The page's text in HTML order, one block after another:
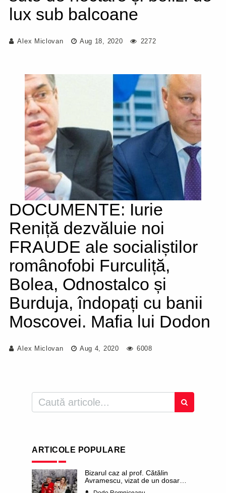
lux sub balcoane
Alex Miclovan Aug 18, 2020 2272
DOCUMENTE: Iurie
Reniță dezvăluie noi
FRAUDE ale socialiștilor
românofobi Furculiță,
Bolea, Odnostalco și
Burduja, îndopați cu banii
Moscovei. Mafia lui Dodon
Alex Miclovan Aug 4, 2020 6008
ARTICOLE POPULARE
Bizarul caz al prof. Cătălin
Avramescu, vizat de un dosar